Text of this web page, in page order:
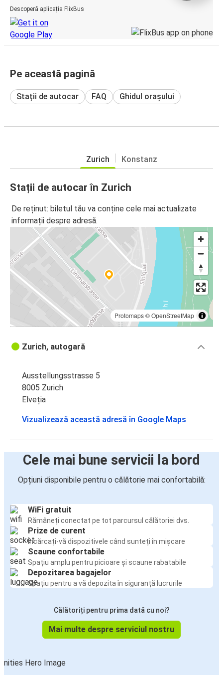
Descoperă aplicația FlixBus
Pe această pagină
Stații de autocar FAQ Ghidul orașului
Zurich Konstanz
Stații de autocar în Zurich
De reținut: biletul tău va conține cele mai actualizate
informații despre adresă.
Protomaps©OpenStreetMap
Zurich, autogară
Ausstellungsstrasse 5
8005 Zurich
Elveția
Vizualizează această adresă în Google Maps
Cele mai bune servicii la bord
Opțiuni disponibile pentru o călătorie mai confortabilă:
WiFi gratuit
Rămâneți conectat pe tot parcursul călătoriei dvs.
Prize de curent
Încărcați-vă dispozitivele când sunteți în mișcare
Scaune confortabile
Spațiu amplu pentru picioare și scaune rabatabile
Depozitarea bagajelor
Spațiu pentru a vă depozita în siguranță lucrurile
Călătoriți pentru prima dată cu noi?
Mai multe despre serviciul nostru